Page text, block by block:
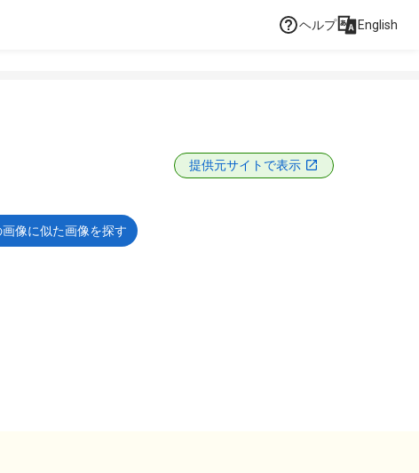
ヘルプ English
提供元サイトで表示
画像に似た画像を探す